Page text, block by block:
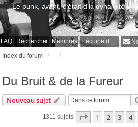
FAQ Rechercher Membres L’équipe du forum
Le punk, avant, c'était d'la dynamite !
Index du forum
Du Bruit & de la Fureur
Nouveau sujet
1311 sujets Page 1sur53
1 2 3 4